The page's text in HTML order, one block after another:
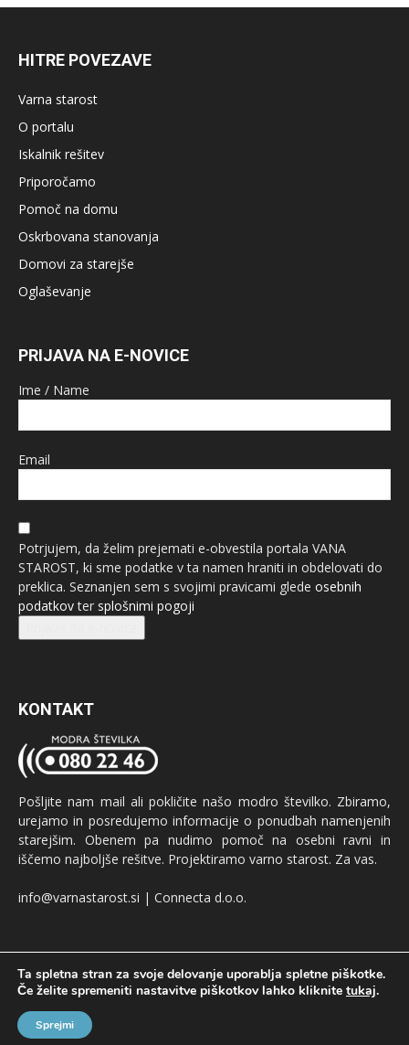
HITRE POVEZAVE
Varna starost
O portalu
Iskalnik rešitev
Priporočamo
Pomoč na domu
Oskrbovana stanovanja
Domovi za starejše
Oglaševanje
PRIJAVA NA E-NOVICE
Ime / Name
Email
Potrjujem, da želim prejemati e-obvestila portala VANA
STAROST, ki sme podatke v ta namen hraniti in obdelovati do
preklica. Seznanjen sem s svojimi pravicami glede osebnih
podatkovter splošnimi pogoji
KONTAKT
Pošljite nam mail ali pokličite našo modro številko. Zbiramo,
urejamo in posredujemo informacije o ponudbah namenjenih
starejšim. Obenem pa nudimo pomoč na osebni ravni in
iščemo najboljše rešitve. Projektiramo varno starost. Za vas.
info@varnastarost.si | Connecta d.o.o.
GDPR
© Produkcija:
Ta spletna stran za svoje delovanje uporablja spletne piškotke.
Če želite spremeniti nastavitve piškotkov lahko kliknite tukaj.
Sprejmi